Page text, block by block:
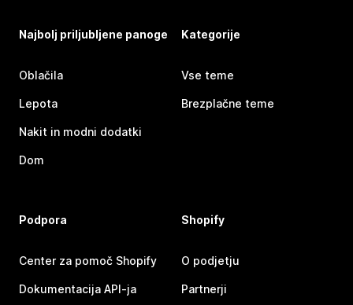
Najbolj priljubljene panoge
Oblačila
Lepota
Nakit in modni dodatki
Dom
Kategorije
Vse teme
Brezplačne teme
Podpora
Center za pomoč Shopify
Dokumentacija API-ja
Shopify
O podjetju
Partnerji